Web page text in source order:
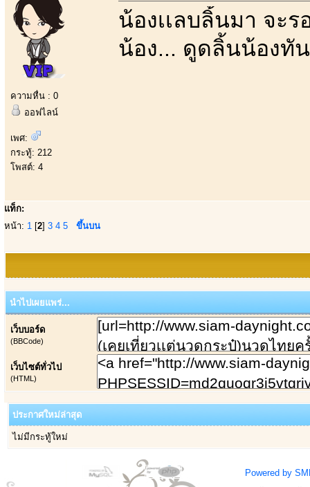
ความหื่น : 0
ออฟไลน์
เพศ:
กระทู้: 212
โพสต์: 4
น้องเเลบลิ้นมา จะ
น้อง... ดูดลิ้นน้องทั
แท็ก:
หน้า: 1 [2] 3 4 5 ขึ้นบน
นำไปเผยแพร่...
เว็บบอร์ด
(BBCode)
เว็บไซต์ทั่วไป
(HTML)
ประกาศใหม่ล่าสุด
ไม่มีกระทู้ใหม่
Powered by